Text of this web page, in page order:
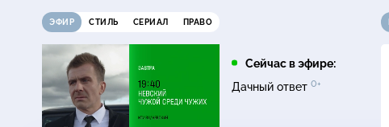
ЭФИР СТИЛЬ СЕРИАЛ ПРАВО
Сейчас в эфире:
Дачный ответ 0+
13:00
Сегодня
13:45
Невский. Чужой среди